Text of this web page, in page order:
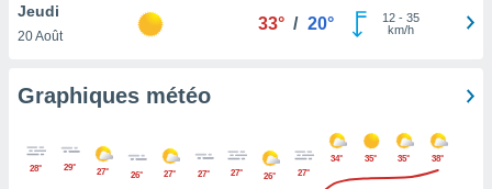
sur le
ne
Jeudi
20 Août
33° / 20° 12- 35
km/h
Graphiques météo
28° 29° 27° 26° 27° 27° 27° 26° 27°
34° 35° 35° 38°